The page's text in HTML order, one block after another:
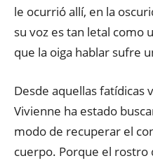
le ocurrió allí, en la
su voz es tan letal como
que la oiga hablar sufre
Desde aquellas fatídicas
Vivienne ha estado
modo de recuperar el
cuerpo. Porque el rostro